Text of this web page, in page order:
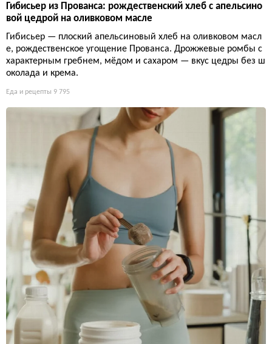
Гибисьер из Прованса: рождественский хлеб с апельсино
вой цедрой на оливковом масле
Гибисьер — плоский апельсиновый хлеб на оливковом масл
е, рождественское угощение Прованса. Дрожжевые ромбы с
характерным гребнем, мёдом и сахаром — вкус цедры без ш
околада и крема.
Еда и рецепты 9 795